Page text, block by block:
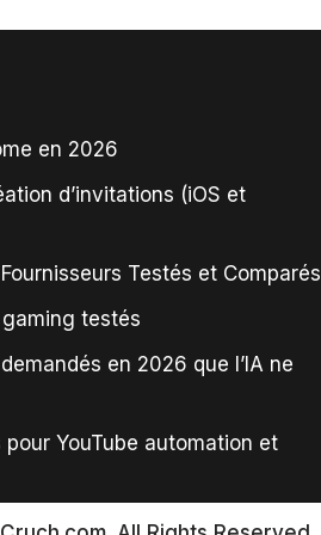
en 2026
d’invitations (iOS et
Testés et Comparés
testés
en 2026 que l’IA ne
YouTube automation et